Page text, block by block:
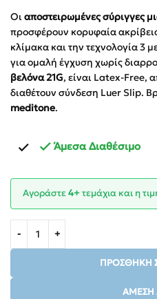
Οιαποστειρωμένες σύριγγες
προσφέρουν κορυφαία
κλίμακα και την τεχνολογία 3
για ομαλή έγχυση χωρίς
βελόνα 21G, είναι Latex-Free,
διαθέτουν σύνδεση Luer Slip.
meditone.
Άμεσα Διαθέσιμο
Αγοράστε4+τεμάχια και η
ΠΡΟΣΘΉΚΗ
ΆΜΕΣΗ